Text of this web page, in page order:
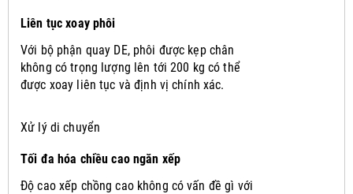
Liên tục xoay phôi
Với bộ phận quay DE, phôi được kẹp chân
không có trọng lượng lên tới 200 kg có thể
được xoay liên tục và định vị chính xác.
Xử lý di chuyển
Tối đa hóa chiều cao ngăn xếp
Độ cao xếp chồng cao không có vấn đề gì với